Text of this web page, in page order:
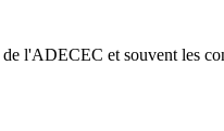
de l'ADECEC et souvent les